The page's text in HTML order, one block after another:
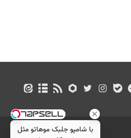
با شامپو جلبک موهاتو مثل